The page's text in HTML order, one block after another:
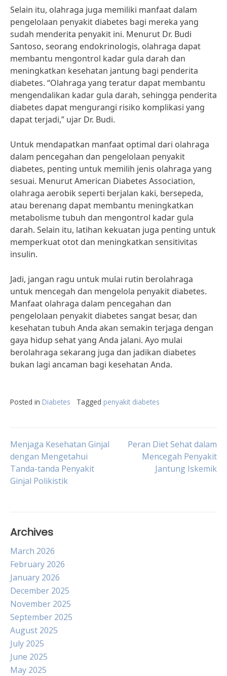
Selain itu, olahraga juga memiliki manfaat dalam
pengelolaan penyakit diabetes bagi mereka yang
sudah menderita penyakit ini. Menurut Dr. Budi
Santoso, seorang endokrinologis, olahraga dapat
membantu mengontrol kadar gula darah dan
meningkatkan kesehatan jantung bagi penderita
diabetes. “Olahraga yang teratur dapat membantu
mengendalikan kadar gula darah, sehingga penderita
diabetes dapat mengurangi risiko komplikasi yang
dapat terjadi,” ujar Dr. Budi.
Untuk mendapatkan manfaat optimal dari olahraga
dalam pencegahan dan pengelolaan penyakit
diabetes, penting untuk memilih jenis olahraga yang
sesuai. Menurut American Diabetes Association,
olahraga aerobik seperti berjalan kaki, bersepeda,
atau berenang dapat membantu meningkatkan
metabolisme tubuh dan mengontrol kadar gula
darah. Selain itu, latihan kekuatan juga penting untuk
memperkuat otot dan meningkatkan sensitivitas
insulin.
Jadi, jangan ragu untuk mulai rutin berolahraga
untuk mencegah dan mengelola penyakit diabetes.
Manfaat olahraga dalam pencegahan dan
pengelolaan penyakit diabetes sangat besar, dan
kesehatan tubuh Anda akan semakin terjaga dengan
gaya hidup sehat yang Anda jalani. Ayo mulai
berolahraga sekarang juga dan jadikan diabetes
bukan lagi ancaman bagi kesehatan Anda.
Posted in Diabetes Tagged penyakit diabetes
Post
navigation
Menjaga Kesehatan Ginjal
dengan Mengetahui
Tanda-tanda Penyakit
Ginjal Polikistik
Peran Diet Sehat dalam
Mencegah Penyakit
Jantung Iskemik
Archives
March 2026
February 2026
January 2026
December 2025
November 2025
September 2025
August 2025
July 2025
June 2025
May 2025